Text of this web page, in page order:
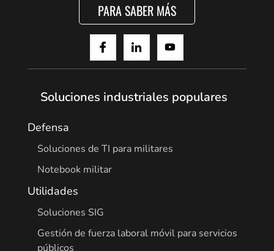
PARA SABER MÁS
Soluciones industriales populares
Defensa
Soluciones de TI para militares
Notebook militar
Utilidades
Soluciones SIG
Gestión de fuerza laboral móvil para servicios
públicos